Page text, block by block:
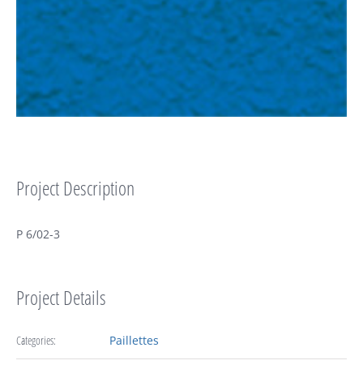
Project Description
P 6/02-3
Project Details
Categories: Paillettes